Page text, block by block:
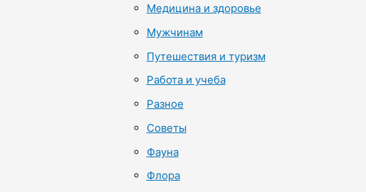
Медицина и здоровье
Мужчинам
Путешествия и туризм
Работа и учеба
Разное
Советы
Фауна
Флора